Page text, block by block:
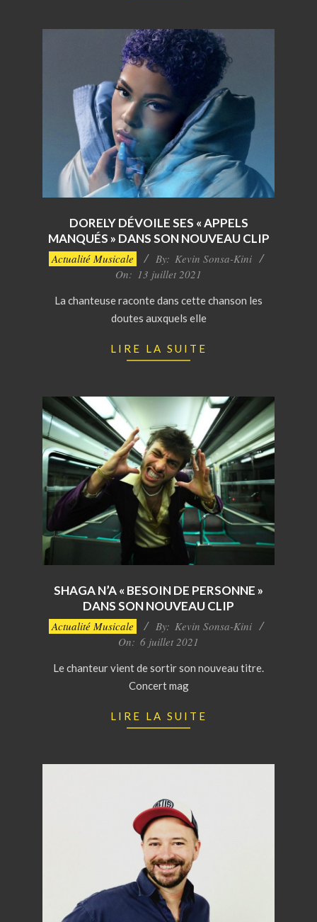
DORELY DÉVOILE SES « APPELS
MANQUÉS » DANS SON NOUVEAU CLIP
2021-
Actualité Musicale By: Kevin Sonsa-Kini
On: 13 juillet 2021
La chanteuse raconte dans cette chanson les
doutes auxquels elle
LIRE LA SUITE
SHAGA N’A « BESOIN DE PERSONNE »
DANS SON NOUVEAU CLIP
2021-
Actualité Musicale By: Kevin Sonsa-Kini
On: 6 juillet 2021
Le chanteur vient de sortir son nouveau titre.
Concert mag
LIRE LA SUITE